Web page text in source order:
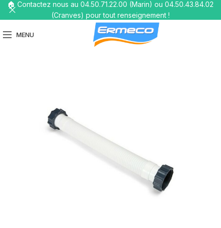
MENU
🏠 Contactez nous au 04.50.71.22.00 (Marin) ou 04.50.43.84.02
(Cranves) pour tout renseignement !